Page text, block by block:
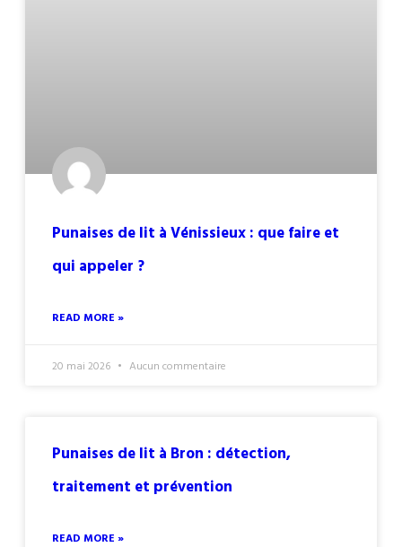
Punaises de lit à Vénissieux : que faire et
qui appeler ?
READ MORE »
20 mai 2026 Aucun commentaire
Punaises de lit à Bron : détection,
traitement et prévention
READ MORE »